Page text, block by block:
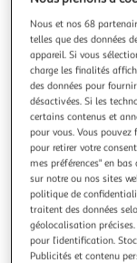
LABEL LABEL
45 tours vinyl
les ogres de
45 tours vinyl
collection PITT
est crédité, avec
s'inscrit dans une
musicale et
contenu référ
En savoir +
Vendu par 2KINGS
Livraison
4,99€
Nous et nos 68
telles que des données
appareil. Si vous
charge les finalités
des données pour
désactivées. Si les
certains contenus et
pour vous. Vous
pour retirer votre
mes préférences" en
sur notre ou nos sites
politique de
traitent des données
géolocalisation
pour l’identification.
Publicités et contenu